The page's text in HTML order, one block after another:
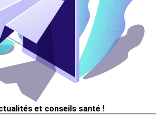
et conseils santé !